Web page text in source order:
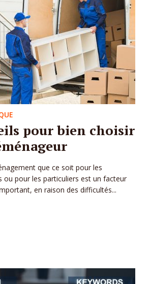
pour bien choisir
que ce soit pour les
ou pour les particuliers est un facteur
en raison des difficultés...